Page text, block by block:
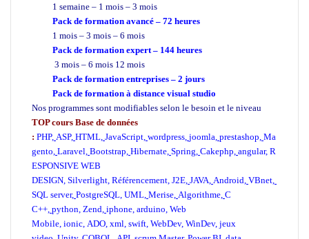
1 semaine – 1 mois – 3 mois
Pack de formation avancé – 72 heures
1 mois – 3 mois – 6 mois
Pack de formation expert – 144 heures
3 mois – 6 mois 12 mois
Pack de formation entreprises – 2 jours
Pack de formation à distance visual studio
Nos programmes sont modifiables selon le besoin et le niveau
TOP cours Base de données
: PHP, ASP, HTML JavaScript wordpress joomla prestashop Ma
gento Laravel Bootstrap Hibernate Spring Cakephp angular, R
ESPONSIVE WEB
DESIGN Silverlight Référencement J2E JAVA Android VBnet
SQL server, PostgreSQL UML Merise Algorithme C
C++ python Zend iphone arduino Web
Mobile ionic ADO xml swift WebDev, WinDev, jeux